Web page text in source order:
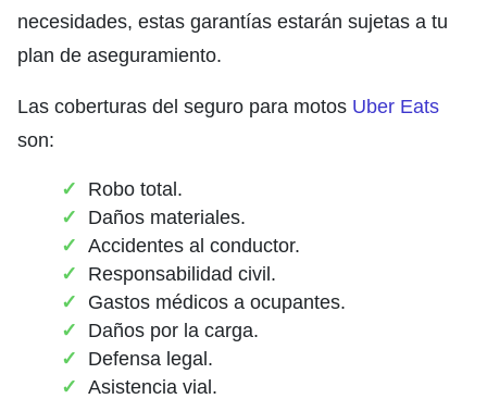
necesidades, estas garantías estarán sujetas a tu
plan de aseguramiento.
Las coberturas del seguro para motos Uber Eats
son:
Robo total.
Daños materiales.
Accidentes al conductor.
Responsabilidad civil.
Gastos médicos a ocupantes.
Daños por la carga.
Defensa legal.
Asistencia vial.